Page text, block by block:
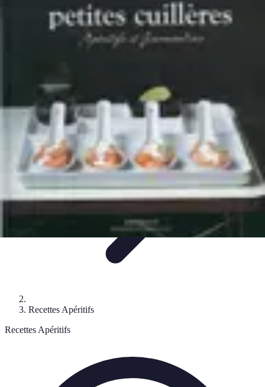
Moments Apéritifs
Conseils et AstucesRécettes et AstucesRecettes
Préparation d'apéritifs
Recettes Apéritifs
Recettes Apéritifs